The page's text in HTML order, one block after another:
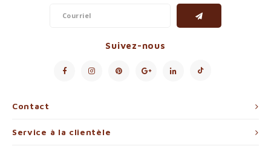
Contact
Suivez-nous
Service à la clientèle